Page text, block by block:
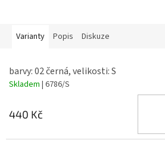
Varianty Popis Diskuze
barvy: 02 černá, velikosti: S
Skladem | 6786/S
440 Kč